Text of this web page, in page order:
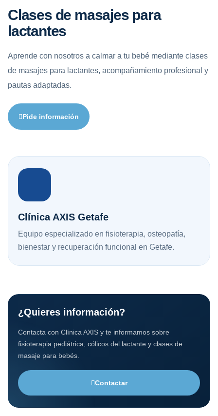
Clases de masajes para
lactantes
Aprende con nosotros a calmar a tu bebé mediante clases
de masajes para lactantes, acompañamiento profesional y
pautas adaptadas.
Pide información
Clínica AXIS Getafe
Equipo especializado en fisioterapia, osteopatía,
bienestar y recuperación funcional en Getafe.
¿Quieres información?
Contacta con Clínica AXIS y te informamos sobre
fisioterapia pediátrica, cólicos del lactante y clases de
masaje para bebés.
Contactar